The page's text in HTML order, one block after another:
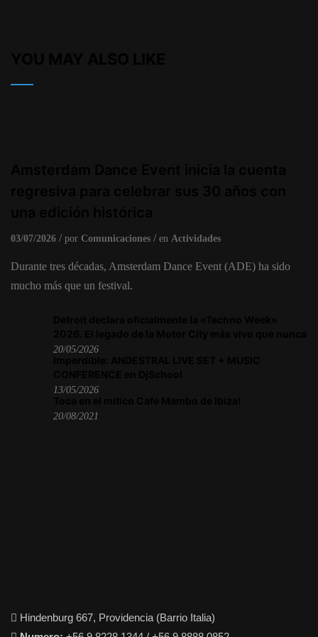
03/07/2026 por Comunicaciones en Actividades
Durante tres décadas, Amsterdam Dance Event (ADE) ha sido
mucho más que un festival.
20/05/2026
13/05/2026
20/08/2021
Hindenburg 667, Providencia (Barrio Italia)